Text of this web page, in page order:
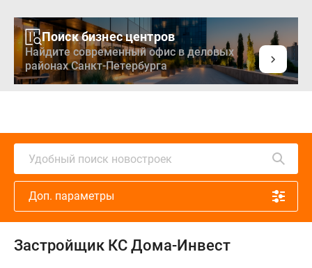
Поиск бизнес центров
Найдите современный офис в деловых
районах Санкт-Петербурга
Удобный поиск новостроек
Доп. параметры
Застройщик КС Дома-Инвест